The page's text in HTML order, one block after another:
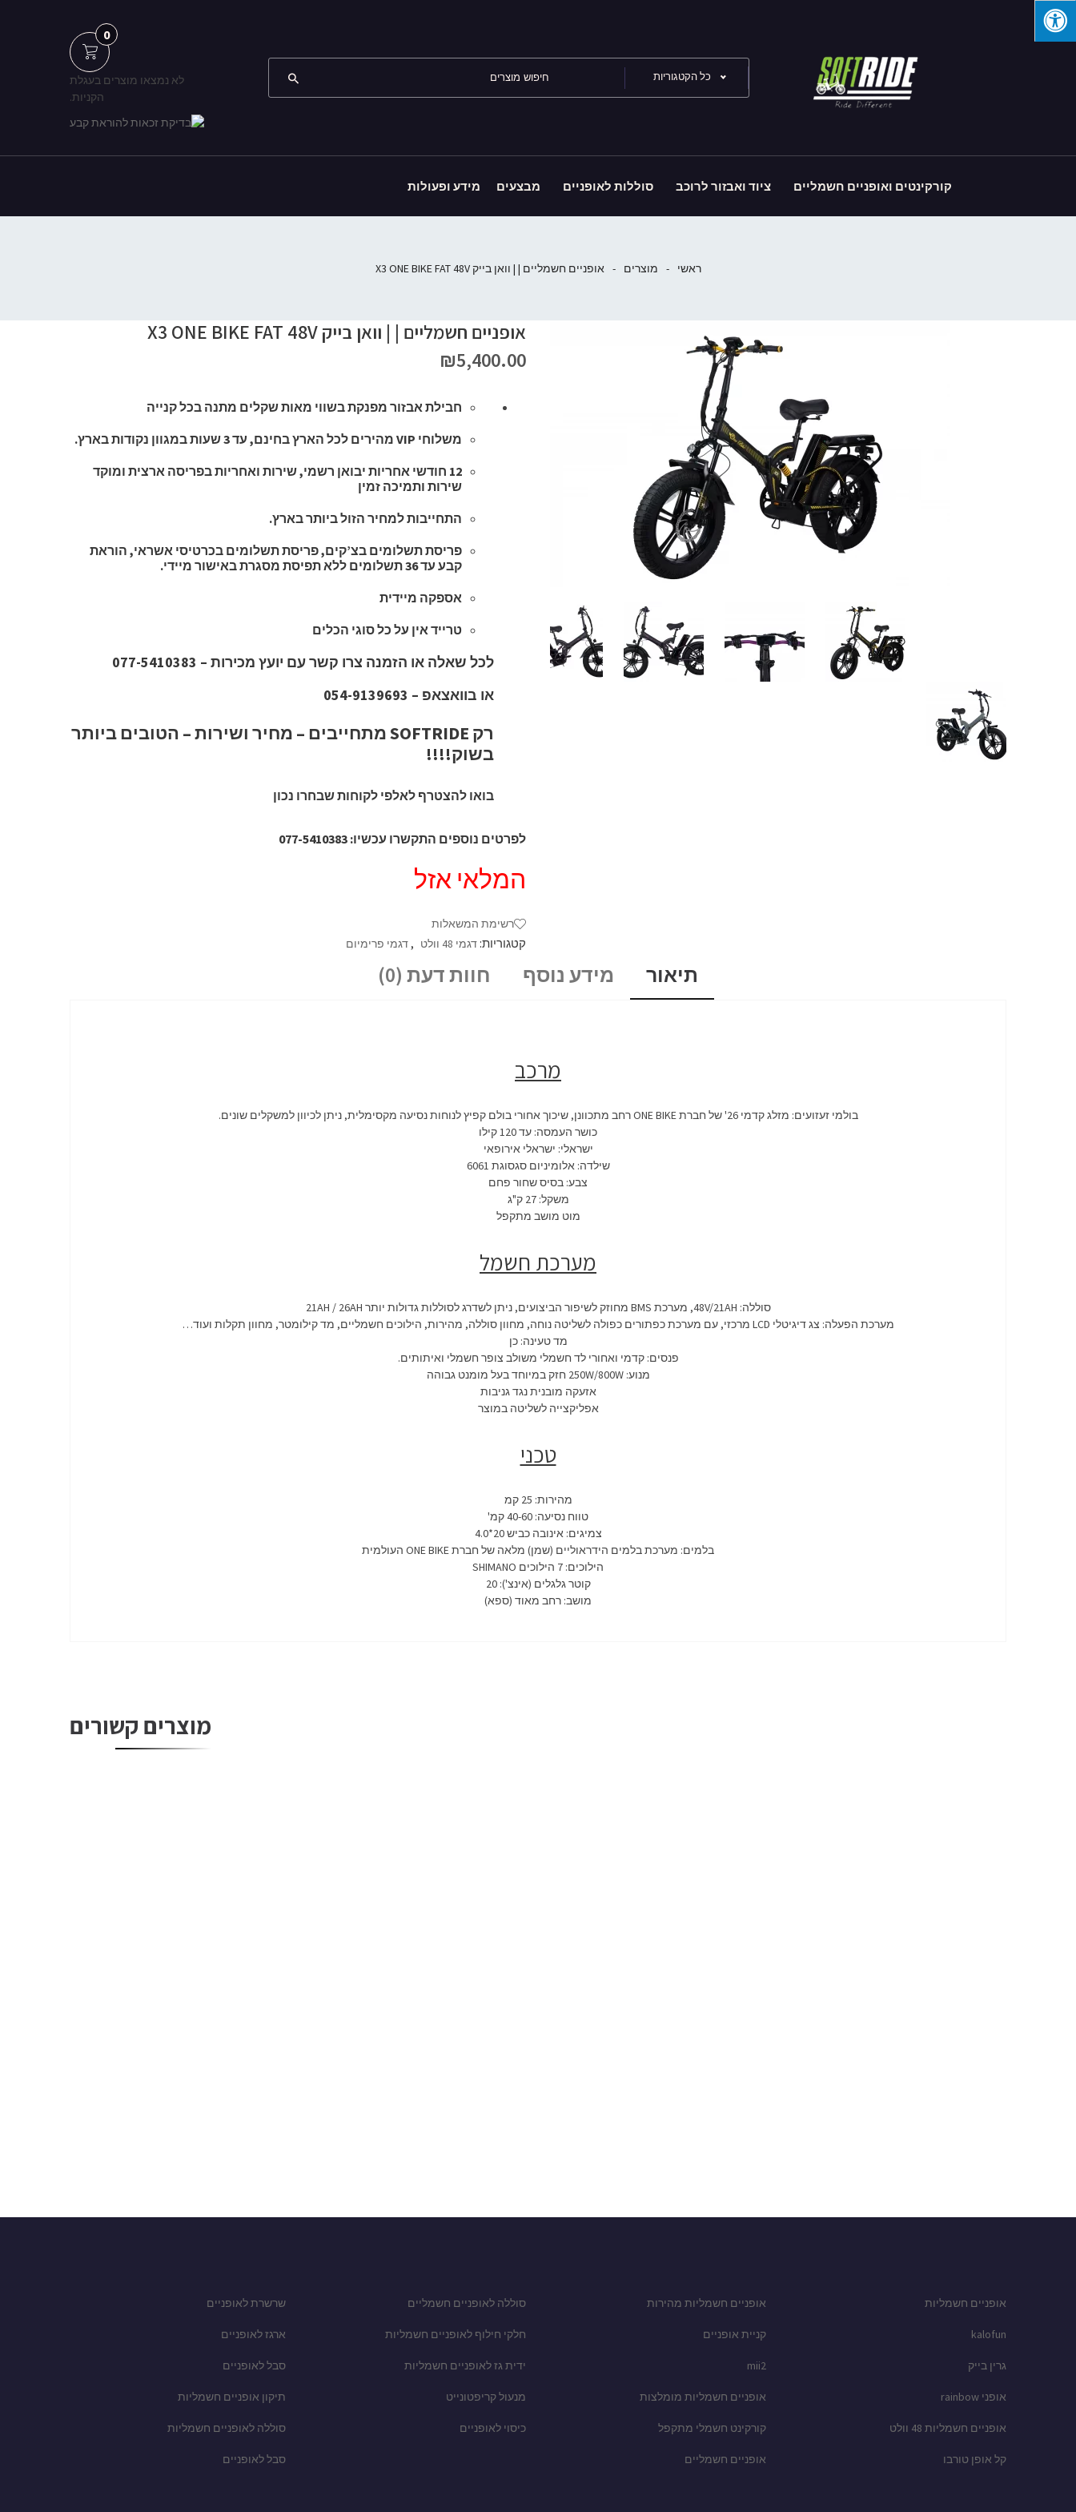
כל הקטגוריות
0
לא נמצאו מוצרים בעגלת
הקניות.
קורקינטים ואופניים חשמליים ציוד ואבזור לרוכב סוללות לאופניים מבצעים מידע ופעולות
ראשי - מוצרים - אופניים חשמליים | | וואן בייק X3 ONE BIKE FAT 48V
אופניים חשמליים | | וואן בייק X3 ONE BIKE FAT 48V
₪5,400.00
חבילת אבזור מפנקת בשווי מאות שקלים מתנה בכל קנייה
משלוחי VIP מהירים לכל הארץ בחינם, עד 3 שעות במגוון נקודות בארץ.
12 חודשי אחריות יבואן רשמי, שירות ואחריות בפריסה ארצית ומוקד
שירות ותמיכה זמין
התחייבות למחיר הזול ביותר בארץ.
פריסת תשלומים בצ’קים, פריסת תשלומים בכרטיסי אשראי, הוראת
קבע עד 36 תשלומים ללא תפיסת מסגרת באישור מיידי.
אספקה מיידית
טרייד אין על כל סוגי הכלים
לכל שאלה או הזמנה צרו קשר עם יועץ מכירות – 077-5410383
או בוואצאפ – 054-9139693
רק SOFTRIDE מתחייבים – מחיר ושירות – הטובים ביותר
בשוק!!!!
בואו להצטרף לאלפי לקוחות שבחרו נכון
לפרטים נוספים התקשרו עכשיו: 077-5410383
המלאי אזל
רשימת המשאלות
קטגוריות: דגמי 48 וולט ,דגמי פרימיום
תיאור מידע נוסף חוות דעת (0)
מרכב
בולמי זעזועים: מזלג קדמי 26' של חברת ONE BIKE רחב מתכוונן, שיכוך אחורי בולם קפיץ לנוחות נסיעה מקסימלית, ניתן לכיוון למשקלים שונים.
כושר העמסה: עד 120 קילו
ישראלי: ישראלי אירופאי
שילדה: אלומיניום סגסוגת 6061
צבע: בסיס שחור פחם
משקל: 27 ק"ג
מוט מושב מתקפל
מערכת חשמל
סוללה: 48V/21AH, מערכת BMS מחוזק לשיפור הביצועים, ניתן לשדרג לסוללות גדולות יותר 21AH / 26AH
מערכת הפעלה: צג דיגיטלי LCD מרכזי, עם מערכת כפתורים כפולה לשליטה נוחה, מחוון סוללה, מהירות, הילוכים חשמליים, מד קילומטר, מחוון תקלות ועוד…
מד טעינה: כן
פנסים: קדמי ואחורי לד חשמלי משולב צופר חשמלי ואיתותים.
מנוע: 250W/800W חזק במיוחד בעל מומנט גבוהה
אזעקה מובנית נגד גניבות
אפליקצייה לשליטה במוצר
טכני
מהירות: 25 קמ
טווח נסיעה: 40-60 קמ'
צמיגים: אינובה כביש 20*4.0
בלמים: מערכת בלמים הידראוליים (שמן) מלאה של חברת ONE BIKE העולמית
הילוכים: 7 הילוכים SHIMANO
קוטר גלגלים (אינצ'): 20
מושב: רחב מאוד (ספא)
מוצרים קשורים
אופניים חשמליות
kalofun
גרין בייק
אופני rainbow
אופניים חשמליות 48 וולט
קל אופן טורבו
אופניים חשמליות מהירות
קניית אופניים
mii2
אופניים חשמליות מומלצות
קורקינט חשמלי מתקפל
אופניים חשמליים
סוללה לאופניים חשמליים
חלקי חילוף לאופניים חשמליות
ידית גז לאופניים חשמליות
מנעול קריפטונייט
כיסוי לאופניים
שרשרת לאופניים
ארגז לאופניים
סבל לאופניים
תיקון אופניים חשמליות
סוללה לאופניים חשמליות
סבל לאופניים